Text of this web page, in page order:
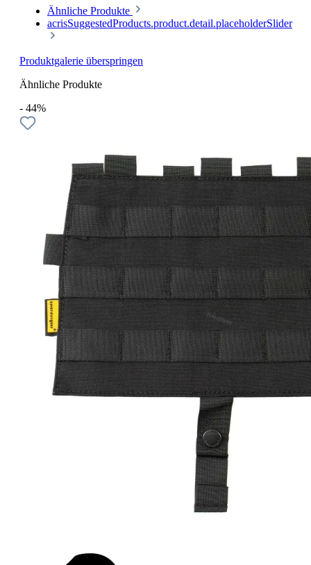
Ähnliche Produkte
acrisSuggestedProducts.product.detail.placeholderSlider
Produktgalerie überspringen
Ähnliche Produkte
- 44%